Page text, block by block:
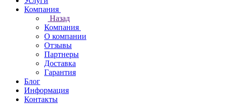
Компания
Назад
Компания
О компании
Отзывы
Партнеры
Доставка
Гарантия
Блог
Информация
Контакты